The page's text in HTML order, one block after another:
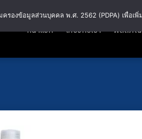
หน้าแรก เกี่ยวกับเรา ผลิตภั
ครองข้อมูลส่วนบุคคล พ.ศ. 2562 (PDPA) เพื่อ